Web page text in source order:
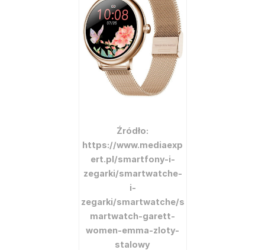
Źródło:
https://www.mediaexp
ert.pl/smartfony-i-
zegarki/smartwatche-
i-
zegarki/smartwatche/s
martwatch-garett-
women-emma-zloty-
stalowy